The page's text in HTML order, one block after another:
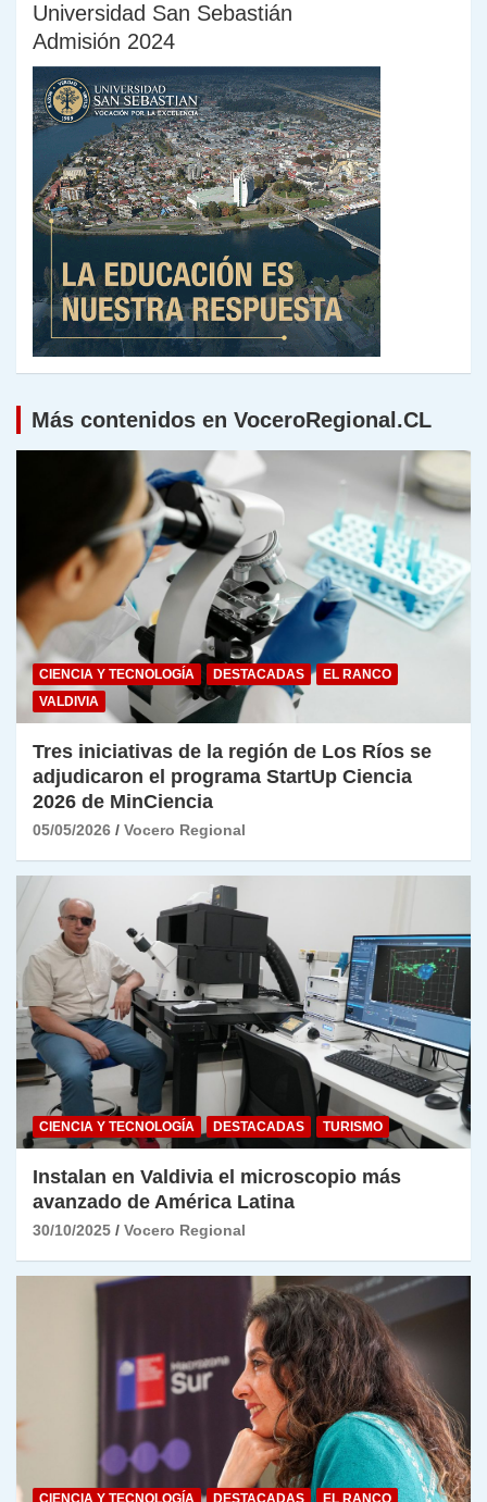
Universidad San Sebastián
Admisión 2024
Más contenidos en VoceroRegional.CL
CIENCIA Y TECNOLOGÍA DESTACADAS
EL RANCO
VALDIVIA
Tres iniciativas de la región de Los Ríos se
adjudicaron el programa StartUp Ciencia
2026 de MinCiencia
05/05/2026 Vocero Regional
CIENCIA Y TECNOLOGÍA DESTACADAS TURISMO
Instalan en Valdivia el microscopio más
avanzado de América Latina
30/10/2025 Vocero Regional